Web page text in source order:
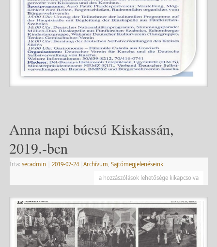
Anna napi búcsú Kiskassán,
2019.-ben
Írta: secadmin 2019-07-24 Archívum, Sajtómegjelenéseink
a hozzászólások lehetősége kikapcsolva